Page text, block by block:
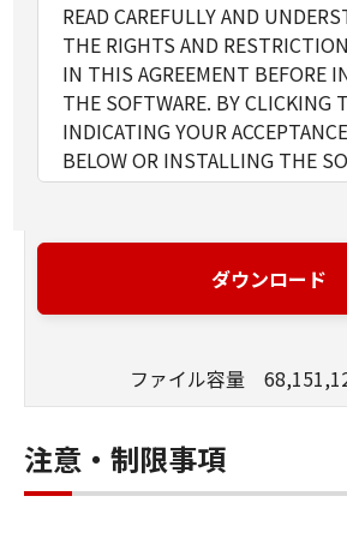
READ CAREFULLY AND
THE RIGHTS AND
IN THIS AGREEMENT BEFORE
THE SOFTWARE. BY CLICKING
INDICATING YOUR
BELOW OR INSTALLING THE
AGREE TO BE BOUND BY THE
DO NOT AGREE TO THE
AND CONDITIONS OF THIS
1. GRANT OF LICENSE
exclusive license to use ("use"
shall include storing, loading,
accessing, executing or
ダウンロード
ファイル容量
注意・制限事項